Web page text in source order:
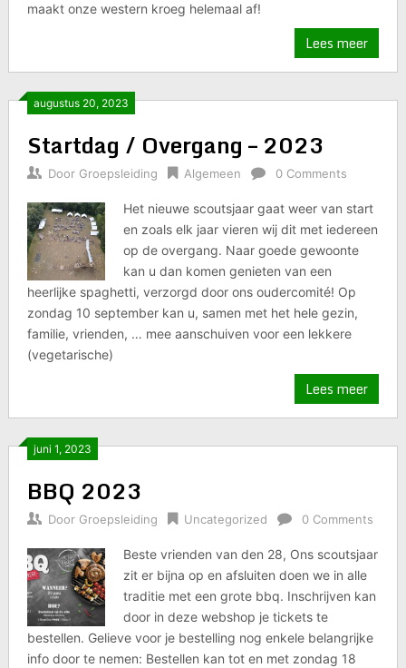
maakt onze western kroeg helemaal af!
Lees meer
augustus 20, 2023
Startdag / Overgang – 2023
Door Groepsleiding Algemeen 0 Comments
Het nieuwe scoutsjaar gaat weer van start
en zoals elk jaar vieren wij dit met iedereen
op de overgang. Naar goede gewoonte
kan u dan komen genieten van een
heerlijke spaghetti, verzorgd door ons oudercomité! Op
zondag 10 september kan u, samen met het hele gezin,
familie, vrienden, … mee aanschuiven voor een lekkere
(vegetarische)
Lees meer
juni 1, 2023
BBQ 2023
Door Groepsleiding Uncategorized 0 Comments
Beste vrienden van den 28, Ons scoutsjaar
zit er bijna op en afsluiten doen we in alle
traditie met een grote bbq. Inschrijven kan
door in deze webshop je tickets te
bestellen. Gelieve voor je bestelling nog enkele belangrijke
info door te nemen: Bestellen kan tot en met zondag 18